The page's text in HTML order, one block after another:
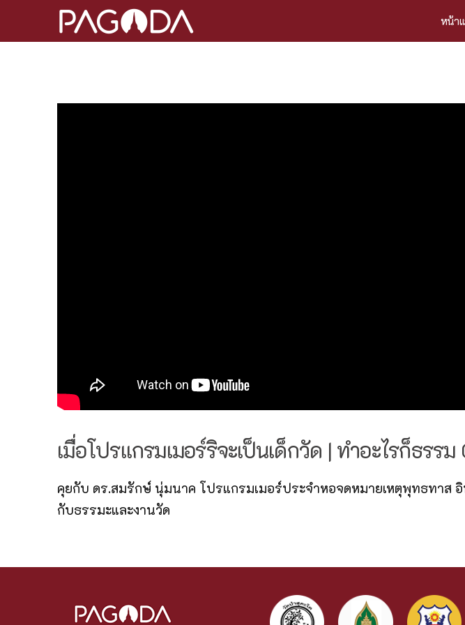
หน้า
เมื่อโปรแกรมเมอร์ริจะเป็นเด็กวัด | ทำอะไรก็ธรร
คุยกับ ดร.สมรักษ์ นุ่มนาค โปรแกรมเมอร์ประจำหอจดหมายเหตุพุทธทา
กับธรรมะและงานวัด